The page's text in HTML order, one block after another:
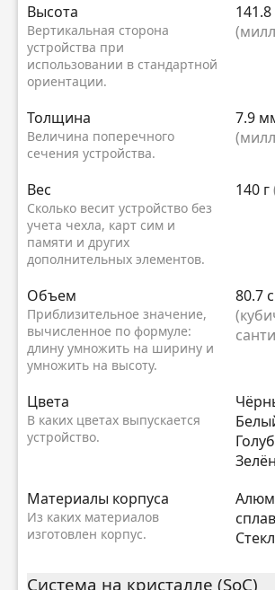
Высота
Вертикальная сторона
устройства при
использовании в стандартной
ориентации.
Толщина
Величина поперечного
сечения устройства.
7.9
Вес
Сколько весит устройство без
учета чехла, карт сим и
памяти и других
дополнительных элементов.
140 г
Объем
Приблизительное значение,
вычисленное по формуле:
длину умножить на ширину и
умножить на высоту.
80.7
Цвета
В каких цветах выпускается
устройство.
Материалы корпуса
Из каких материалов
изготовлен корпус.
сплав
Система на кристалле (SoC)